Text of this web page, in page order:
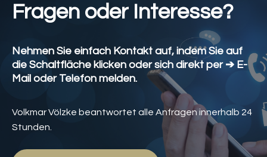
Fragen oder Interesse?
Nehmen Sie einfach Kontakt auf, indem Sie auf
die Schaltfläche klicken oder sich direkt per ➔ E-
Mail oder Telefon melden.
Volkmar Völzke beantwortet alle Anfragen innerhalb 24
Stunden.